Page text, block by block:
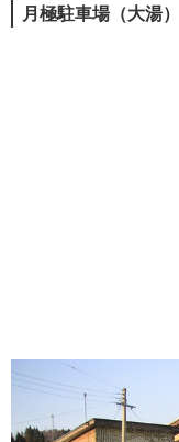
月極駐車場（大湯）